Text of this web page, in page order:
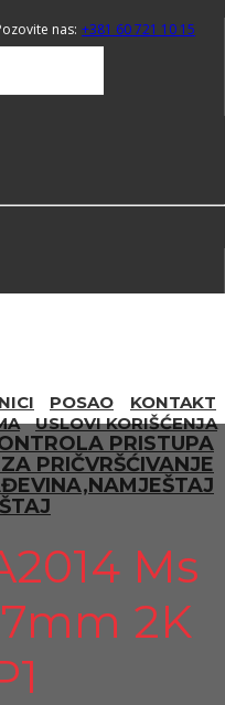
nas: +381 60 721 10 15
KONTAKT
POSAO
USLOVI KORIŠĆENJA
PRISTUPA
PRIČVRŠĆIVANJE
Ms
2K